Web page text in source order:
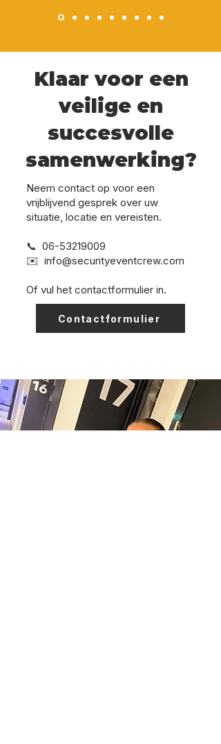
Klaar voor een
veilige en
succesvolle
samenwerking?
Neem contact op voor een
vrijblijvend gesprek over uw
situatie, locatie en vereisten.
📞 06-53219009
✉️ info@securityeventcrew.com
Of vul het contactformulier in.
Contactformulier